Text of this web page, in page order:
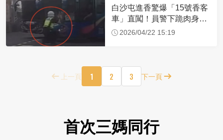
白沙屯進香驚爆「15號香客
車」直闖！員警下跪肉身擋
車：讓行人先過
2026/04/22 15:19
上一頁 1 2 3 下一頁
首次三媽同行